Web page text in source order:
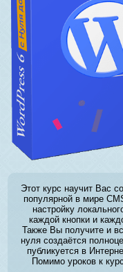
Этот курс научит Вас
популярной в мире
настройку
каждой кнопки и
Также Вы получите и
нуля создаётся
публикуется в
Помимо уроков к